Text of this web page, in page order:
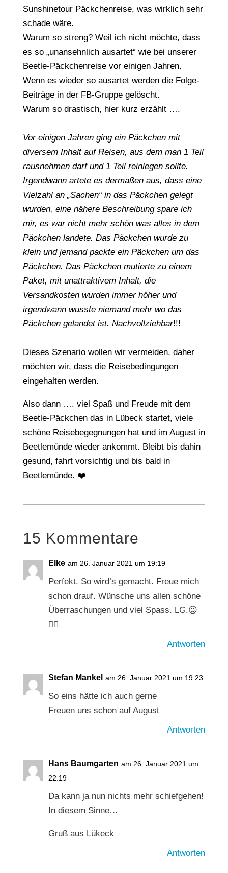
Sunshinetour Päckchenreise, was wirklich sehr
schade wäre.
Warum so streng? Weil ich nicht möchte, dass
es so „unansehnlich ausartet“ wie bei unserer
Beetle-Päckchenreise vor einigen Jahren.
Wenn es wieder so ausartet werden die Folge-
Beiträge in der FB-Gruppe gelöscht.
Warum so drastisch, hier kurz erzählt ….
Vor einigen Jahren ging ein Päckchen mit
diversem Inhalt auf Reisen, aus dem man 1 Teil
rausnehmen darf und 1 Teil reinlegen sollte.
Irgendwann artete es dermaßen aus, dass eine
Vielzahl an „Sachen“ in das Päckchen gelegt
wurden, eine nähere Beschreibung spare ich
mir, es war nicht mehr schön was alles in dem
Päckchen landete. Das Päckchen wurde zu
klein und jemand packte ein Päckchen um das
Päckchen. Das Päckchen mutierte zu einem
Paket, mit unattraktivem Inhalt, die
Versandkosten wurden immer höher und
irgendwann wusste niemand mehr wo das
Päckchen gelandet ist. Nachvollziehbar!!!
Dieses Szenario wollen wir vermeiden, daher
möchten wir, dass die Reisebedingungen
eingehalten werden.
Also dann …. viel Spaß und Freude mit dem
Beetle-Päckchen das in Lübeck startet, viele
schöne Reisebegegnungen hat und im August in
Beetlemünde wieder ankommt. Bleibt bis dahin
gesund, fahrt vorsichtig und bis bald in
Beetlemünde. ❤️
15 Kommentare
Elke am 26. Januar 2021 um 19:19
Perfekt. So wird’s gemacht. Freue mich
schon drauf. Wünsche uns allen schöne
Überraschungen und viel Spass. LG.😉
🙋‍♀️
Antworten
Stefan Mankel am 26. Januar 2021 um 19:23
So eins hätte ich auch gerne
Freuen uns schon auf August
Antworten
Hans Baumgarten am 26. Januar 2021 um
22:19
Da kann ja nun nichts mehr schiefgehen!
In diesem Sinne…
Gruß aus Lükeck
Antworten